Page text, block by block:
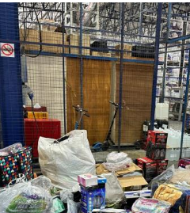
Secretaria de Governo
Gabinete de Segurança Institucional
Advocacia-Geral da União
Banco Central do Brasil
Planalto